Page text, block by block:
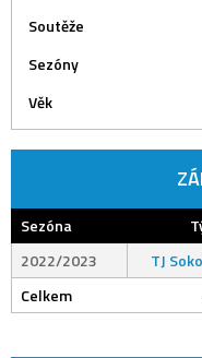
Soutěže
Sezóny
Věk
Sezóna
2022/2023
TJ
Celkem